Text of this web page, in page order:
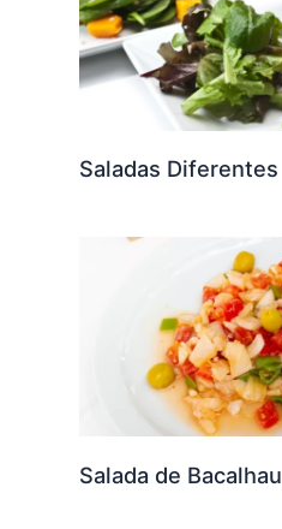
Saladas Diferentes
Salada de Bacalhau